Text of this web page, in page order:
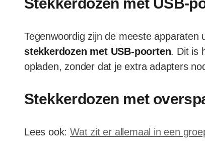
Tegenwoordig zijn de meeste
stekkerdozen met USB-poorten. Dit is
opladen, zonder dat je extra adapters
Stekkerdozen met
Lees ook:Wat zit er allemaal in een